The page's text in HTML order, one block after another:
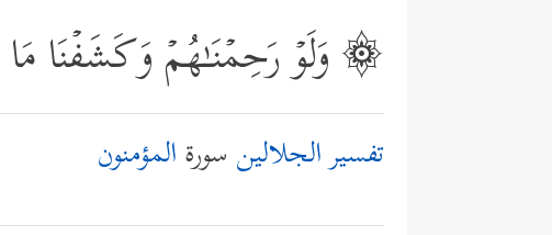
۞ وَلَوۡ رَحِمۡنَـٰهُمۡ وَكَشَفۡنَا
تفسير الجلالين سورةالمؤمنون